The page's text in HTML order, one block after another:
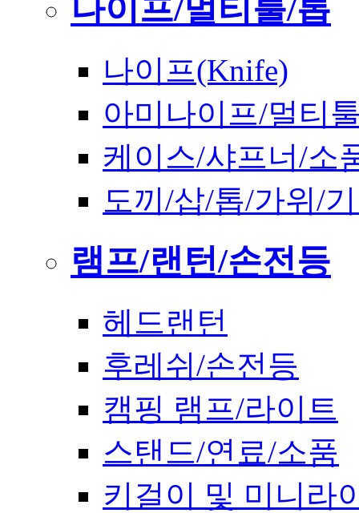
나이프/멀티툴/톱
나이프(Knife)
아미나이프/멀티
케이스/샤프너/소
도끼/삽/톱/가위/
램프/랜턴/손전등
헤드랜턴
후레쉬/손전등
캠핑 램프/라이트
스탠드/연료/소품
키걸이 및 미니라